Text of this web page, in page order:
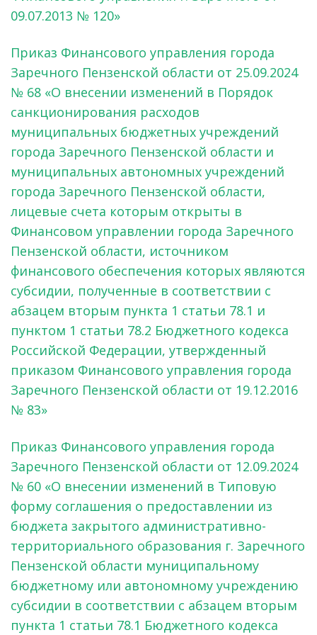
09.07.2013 № 120»
Приказ Финансового управления города
Заречного Пензенской области от 25.09.2024
№ 68 «О внесении изменений в Порядок
санкционирования расходов
муниципальных бюджетных учреждений
города Заречного Пензенской области и
муниципальных автономных учреждений
города Заречного Пензенской области,
лицевые счета которым открыты в
Финансовом управлении города Заречного
Пензенской области, источником
финансового обеспечения которых являются
субсидии, полученные в соответствии с
абзацем вторым пункта 1 статьи 78.1 и
пунктом 1 статьи 78.2 Бюджетного кодекса
Российской Федерации, утвержденный
приказом Финансового управления города
Заречного Пензенской области от 19.12.2016
№ 83»
Приказ Финансового управления города
Заречного Пензенской области от 12.09.2024
№ 60 «О внесении изменений в Типовую
форму соглашения о предоставлении из
бюджета закрытого административно-
территориального образования г. Заречного
Пензенской области муниципальному
бюджетному или автономному учреждению
субсидии в соответствии с абзацем вторым
пункта 1 статьи 78.1 Бюджетного кодекса